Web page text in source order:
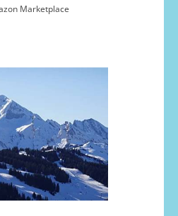
Marketplace